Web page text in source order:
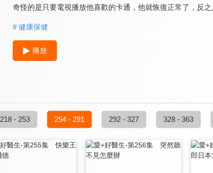
奇怪的是只要電視播放他喜歡的卡通，他就恢復正常了，反
# 健康保健
播放
218 - 253 254 - 291 292 - 327 328 - 363